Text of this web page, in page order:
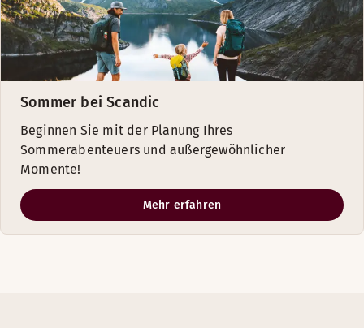
Sommer bei Scandic
Beginnen Sie mit der Planung Ihres
Sommerabenteuers und außergewöhnlicher
Momente!
Mehr erfahren